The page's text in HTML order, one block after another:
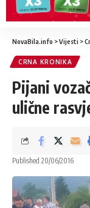
NovaBila.info >Vijesti >
CRNA KRONIKA
Pijani
ulične
Published 20/06/2016